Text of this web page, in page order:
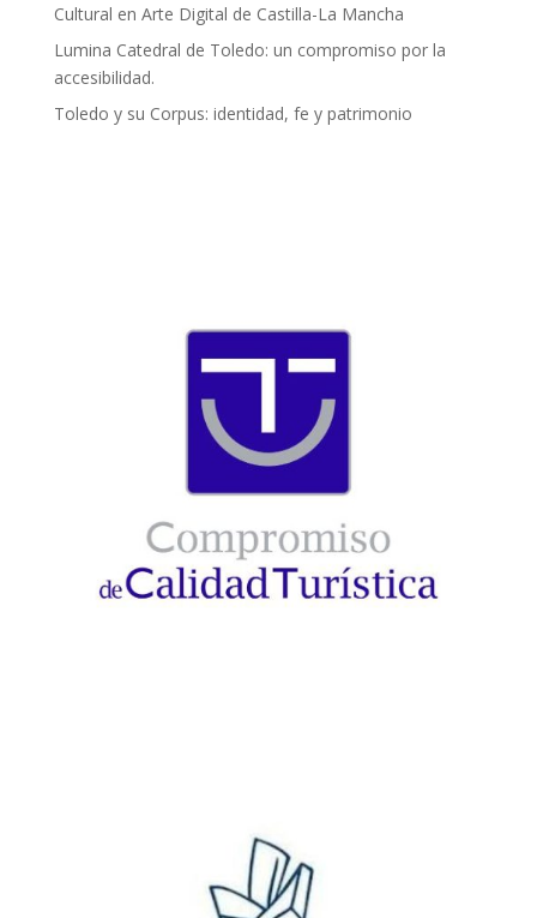
Cultural en Arte Digital de Castilla-La Mancha
Lumina Catedral de Toledo: un compromiso por la
accesibilidad.
Toledo y su Corpus: identidad, fe y patrimonio